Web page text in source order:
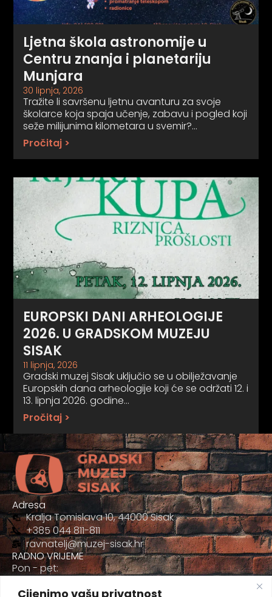
Cijenimo vašu privatnost
Ljetna škola astronomije u
Centru znanja i planetariju
Munjara
30 lipnja, 2026
Tražite li savršenu ljetnu avanturu za svoje
školarce koja spaja učenje, zabavu i pogled koji
seže milijunima kilometara u svemir?…
Pročitaj >
EUROPSKI DANI ARHEOLOGIJE
2026. U GRADSKOM MUZEJU
SISAK
11 lipnja, 2026
Gradski muzej Sisak uključio se u obilježavanje
Europskih dana arheologije koji će se održati 12. i
13. lipnja 2026. godine…
Pročitaj >
Adresa
Kralja Tomislava 10, 44000 Sisak
+385 044 811-811
ravnatelj@muzej-sisak.hr
RADNO VRIJEME
Pon - pet: